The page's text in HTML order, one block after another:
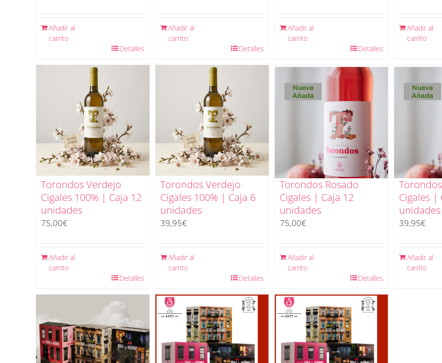
Añadir al
carrito
Detalles
Añadir al
carrito
Detalles
Añadir al
carrito
Detalles
Añadir al
carrito
Torondos Verdejo
Cigales 100% | Caja 12
unidades
75,00€
Añadir al
carrito
Detalles
Torondos Verdejo
Cigales 100% | Caja 6
unidades
39,95€
Añadir al
carrito
Detalles
Torondos Rosado
Cigales | Caja 12
unidades
75,00€
Añadir al
carrito
Detalles
Cigales |
unidades
39,95€
Añadir al
carrito